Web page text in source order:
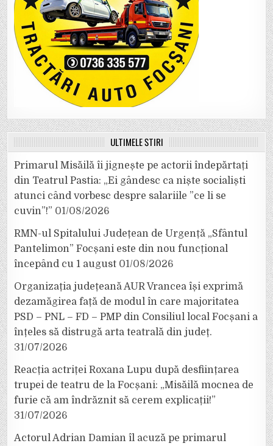
ULTIMELE ȘTIRI
Primarul Misăilă îi jignește pe actorii îndepărtați
din Teatrul Pastia: „Ei gândesc ca niște socialiști
atunci când vorbesc despre salariile ”ce li se
cuvin”!” 01/08/2026
RMN-ul Spitalului Județean de Urgență „Sfântul
Pantelimon” Focșani este din nou funcțional
începând cu 1 august 01/08/2026
Organizația județeană AUR Vrancea își exprimă
dezamăgirea față de modul în care majoritatea
PSD – PNL – FD – PMP din Consiliul local Focșani a
înțeles să distrugă arta teatrală din județ.
31/07/2026
Reacția actriței Roxana Lupu după desființarea
trupei de teatru de la Focșani: „Misăilă mocnea de
furie că am îndrăznit să cerem explicații!”
31/07/2026
Actorul Adrian Damian îl acuză pe primarul